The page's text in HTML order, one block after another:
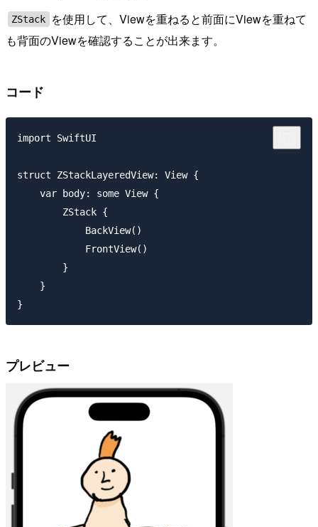
ZStack
を使用して、Viewを重ねると前面にViewを重ねて
も背面のViewを確認することが出来ます。
コード
import SwiftUI
struct ZStackLayeredView: View {
    var body: some View {
        ZStack {
            BackView()
            FrontView()
        }
    }
プレビュー